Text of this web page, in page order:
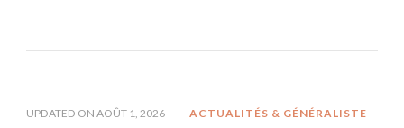
UPDATED ON AOÛT 1, 2026 ACTUALITÉS & GÉNÉRALISTE